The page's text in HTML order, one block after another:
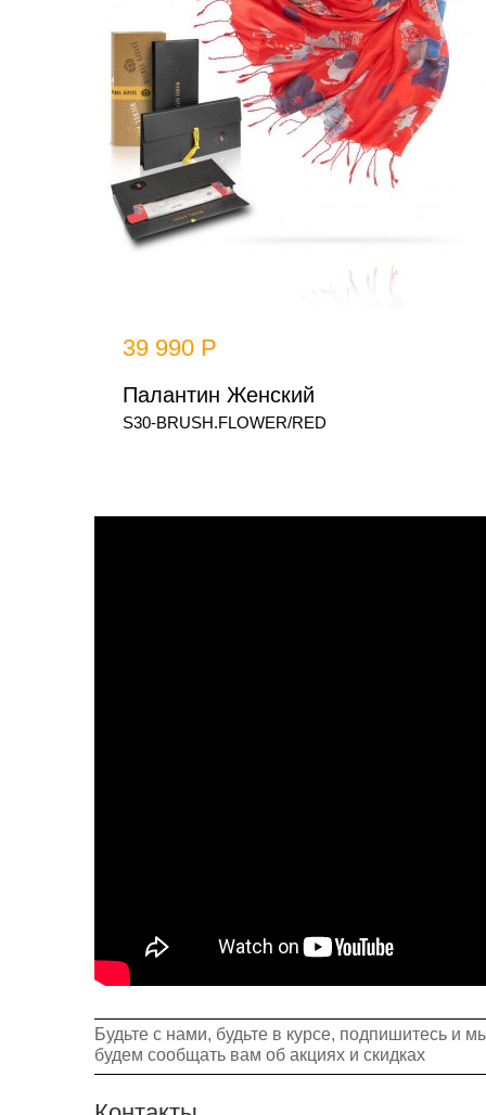
39 990 Р
Палантин Женский
S30-BRUSH.FLOWER/RED
Будьте с нами, будьте в курсе, подпишитесь и
будем сообщать вам об акциях и скидках